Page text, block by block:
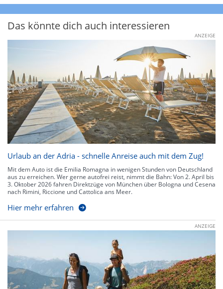
Das könnte dich auch interessieren
ANZEIGE
Urlaub an der Adria - schnelle Anreise auch mit dem Zug!
Mit dem Auto ist die Emilia Romagna in wenigen Stunden von Deutschland
aus zu erreichen. Wer gerne autofrei reist, nimmt die Bahn: Von 2. April bis
3. Oktober 2026 fahren Direktzüge von München über Bologna und Cesena
nach Rimini, Riccione und Cattolica ans Meer.
Hier mehr erfahren
ANZEIGE